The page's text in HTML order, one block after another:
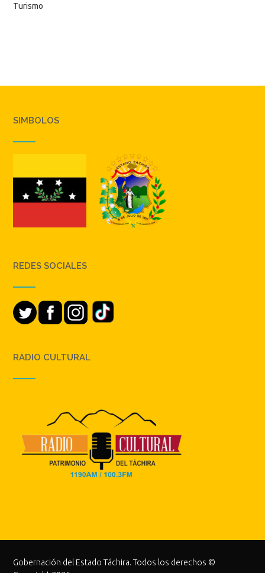
Turismo
SIMBOLOS
REDES SOCIALES
RADIO CULTURAL
Gobernación del Estado Táchira. Todos los derechos ©